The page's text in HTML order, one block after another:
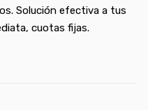
Solución efectiva a tus
cuotas fijas.